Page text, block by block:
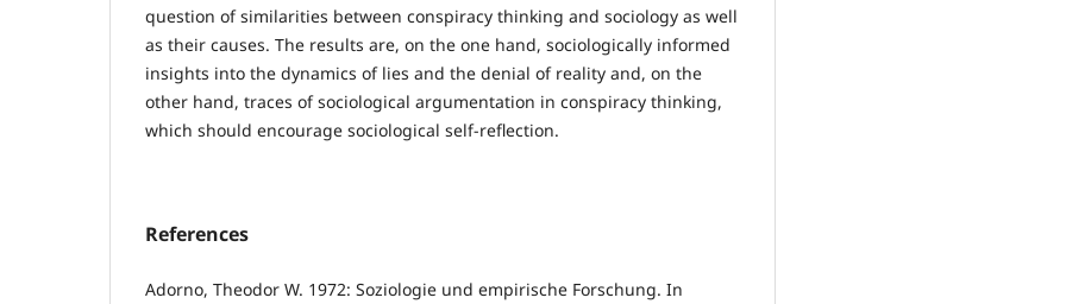
question of similarities between conspiracy thinking and sociology as well
as their causes. The results are, on the one hand, sociologically informed
insights into the dynamics of lies and the denial of reality and, on the
other hand, traces of sociological argumentation in conspiracy thinking,
which should encourage sociological self-reflection.
References
Adorno, Theodor W. 1972: Soziologie und empirische Forschung. In